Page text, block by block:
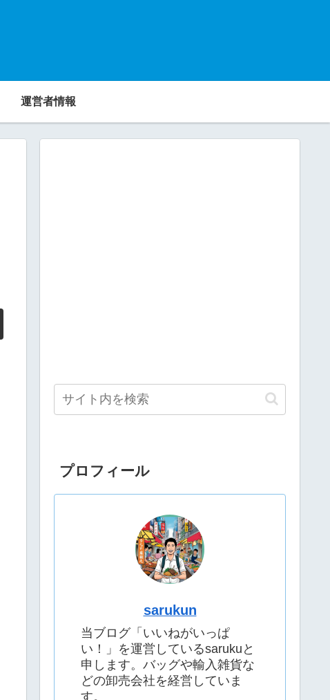
運営者情報
プロフィール
sarukun
当ブログ「いいねがいっぱ
い！」を運営しているsarukuと
申します。バッグや輸入雑貨な
どの卸売会社を経営していま
す。